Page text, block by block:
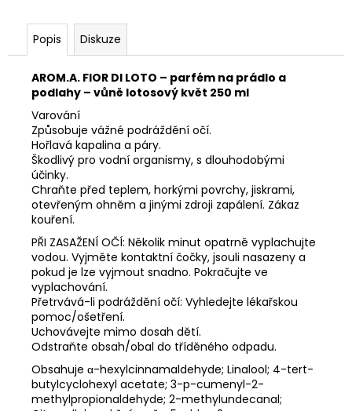
Popis Diskuze
AROM.A. FIOR DI LOTO – parfém na prádlo a
podlahy – vůně lotosový květ 250 ml
Varování
Způsobuje vážné podráždění očí.
Hořlavá kapalina a páry.
Škodlivý pro vodní organismy, s dlouhodobými
účinky.
Chraňte před teplem, horkými povrchy, jiskrami,
otevřeným ohněm a jinými zdroji zapálení. Zákaz
kouření.
PŘI ZASAŽENÍ OČÍ: Několik minut opatrně vyplachujte
vodou. Vyjměte kontaktní čočky, jsouli nasazeny a
pokud je lze vyjmout snadno. Pokračujte ve
vyplachování.
Přetrvává-li podráždění očí: Vyhledejte lékařskou
pomoc/ošetření.
Uchovávejte mimo dosah dětí.
Odstraňte obsah/obal do tříděného odpadu.
Obsahuje α-hexylcinnamaldehyde; Linalool; 4-tert-
butylcyclohexyl acetate; 3-p-cumenyl-2-
methylpropionaldehyde; 2-methylundecanal;